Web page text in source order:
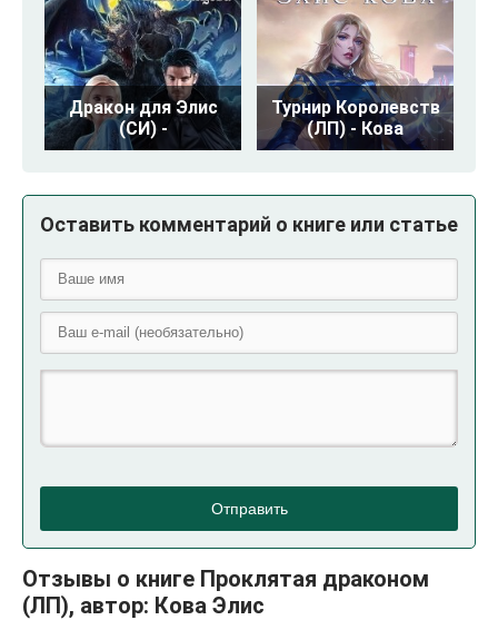
Дракон для Элис
(СИ) -
Турнир Королевств
(ЛП) - Кова
Оставить комментарий о книге или статье
Отправить
Отзывы о книге Проклятая драконом
(ЛП), автор: Кова Элис